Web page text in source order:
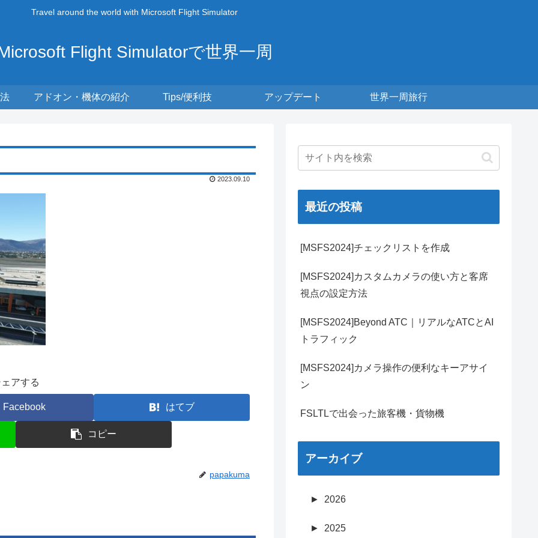
Travel around the world with Microsoft Flight Simulator
Flight Simulatorで世界一周
アドオン・機体の紹介 Tips/便利技 アップデート 世界一周旅行
2023.09.10
アする
Facebook はてブ
コピー
papakuma
最近の投稿
[MSFS2024]チェックリストを作成
[MSFS2024]カスタムカメラの使い方と客席
視点の設定方法
[MSFS2024]Beyond ATC｜リアルなATCとAI
トラフィック
[MSFS2024]カメラ操作の便利なキーアサイ
ン
FSLTLで出会った旅客機・貨物機
アーカイブ
► 2026
► 2025